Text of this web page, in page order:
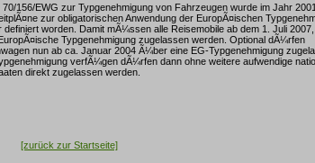
156/EWG zur Typgenehmigung von Fahrzeugen wurde im Jahr
zur obligatorischen Anwendung der EuropÃ¤ischen
worden. Damit mÃ¼ssen alle Reisemobile ab dem 1. Juli
Typgenehmigung zugelassen werden. Optional dÃ¼rfen
nun ab ca. Januar 2004 Ã¼ber eine EG-Typgenehmigung
verfÃ¼gen dÃ¼rfen dann ohne weitere aufwendige
direkt zugelassen werden.
[zurück zur Startseite]